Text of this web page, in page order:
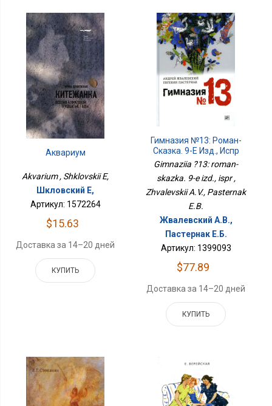
Аквариум
Akvarium , Shklovskii E,
Шкловский Е,
Артикул: 1572264
$15.63
Доставка за 14–20 дней
КУПИТЬ
Гимназия №13: Роман-
Сказка. 9-Е Изд., Испр
Gimnaziia ?13: roman-
skazka. 9-e izd., ispr ,
Zhvalevskii A.V., Pasternak
E.B.
Жвалевский А.В.,
Пастернак Е.Б.
Артикул: 1399093
$77.89
Доставка за 14–20 дней
КУПИТЬ